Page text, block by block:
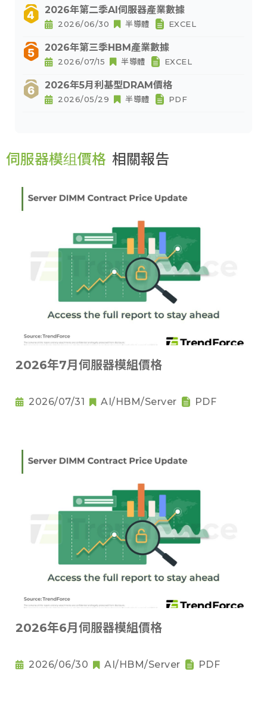
2026年第二季AI伺服器產業數據
2026/06/30 半導體 EXCEL
2026年第三季HBM產業數據
2026/07/15 半導體 EXCEL
2026年5月利基型DRAM價格
2026/05/29 半導體 PDF
伺服器模组價格 相關報告
2026年7月伺服器模組價格
2026/07/31 AI/HBM/Server PDF
2026年6月伺服器模組價格
2026/06/30 AI/HBM/Server PDF